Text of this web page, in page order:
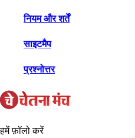
नियम और शर्तें
साइटमैप
प्रश्नोत्तर
हमें फ़ॉलो करें